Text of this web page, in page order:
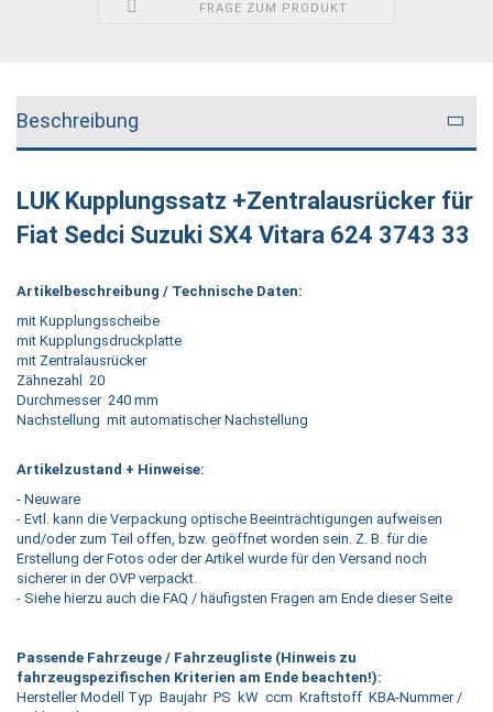
FRAGE ZUM PRODUKT
Beschreibung
LUK Kupplungssatz +Zentralausrücker für
Fiat Sedci Suzuki SX4 Vitara 624 3743 33
Artikelbeschreibung / Technische Daten:
mit Kupplungsscheibe
mit Kupplungsdruckplatte
mit Zentralausrücker
Zähnezahl 20
Durchmesser 240 mm
Nachstellung mit automatischer Nachstellung
Artikelzustand + Hinweise:
- Neuware
- Evtl. kann die Verpackung optische Beeinträchtigungen aufweisen
und/oder zum Teil offen, bzw. geöffnet worden sein. Z. B. für die
Erstellung der Fotos oder der Artikel wurde für den Versand noch
sicherer in der OVP verpackt.
- Siehe hierzu auch die FAQ / häufigsten Fragen am Ende dieser Seite
Passende Fahrzeuge / Fahrzeugliste (Hinweis zu
fahrzeugspezifischen Kriterien am Ende beachten!):
Hersteller Modell Typ Baujahr PS kW ccm Kraftstoff KBA-Nummer /